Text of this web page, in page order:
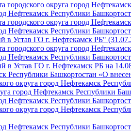
округа город
Нефтекамск Республики
округа город
Нефтекамск Республики
Устав ГО г. Нефтекамск РБ"
округа город
Нефтекамск Республики
в Устав ГО г. Нефтекамск РБ на
Башкортостан «О
округа город Нефтекамск
город Нефтекамск Республики
Нефтекамск Республики
округа город Нефтекамск
Нефтекамск Республики